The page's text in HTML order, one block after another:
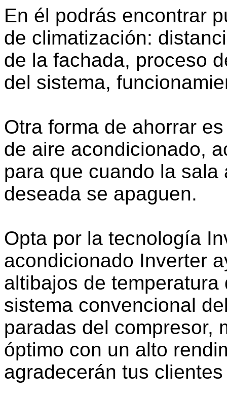
En él podrás encontrar
de climatización:
de la fachada, proceso
del sistema,
Otra forma de ahorrar
de aire acondicionado,
para que cuando la
deseada se apaguen.
Opta por la tecnología
acondicionado Inverter
altibajos de
sistema convencional
paradas del compresor,
óptimo con un alto
agradecerán tus